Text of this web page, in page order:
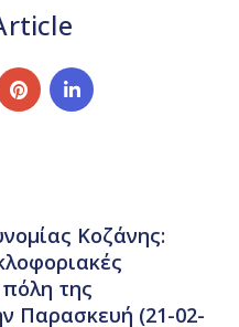
Κοζάνης:
της
Παρασκευή (21-02-